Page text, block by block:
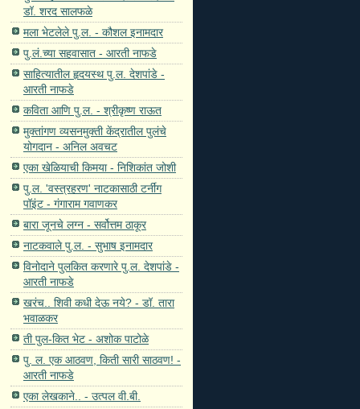
डॉ. शरद सालफळे
मला भेटलेले पु.ल. - कौशल इनामदार
पु.लं.च्या सहवासात - आरती नाफडे
साहित्यातील हृदयस्थ पु.ल. देशपांडे -
आरती नाफडे
कविता आणि पु.ल. - श्रीकृष्ण राऊत
मुक्तांगण व्यसनमुक्ती केंद्रातील पुलंचे
योगदान - अनिल अवचट
एका खेळियाची किमया - निशिकांत जोशी
पु.ल. 'वस्त्रहरण' नाटकासाठी टर्नींग
पॉइंट - गंगाराम गवाणकर
बारा जूनचे लग्न - सर्वोत्तम ठाकूर
नाटकवाले पु.ल. - सुभाष इनामदार
विनोदाने पुलकित करणारे पु.ल. देशपांडे -
आरती नाफडे
खरंच.. शिवी कधी देऊ नये? - डॉ. तारा
भवाळकर
ती पुल-कित भेट - अशोक पाटोळे
पु. ल. एक आठवण, किती सारी साठवण! -
आरती नाफडे
एका लेखकाने.. - उत्पल वी.बी.